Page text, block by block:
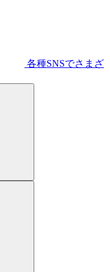
各種SNSでさまざ